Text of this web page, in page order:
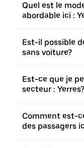
Quel est le
abordable ici :
Est-il possible
sans voiture?
Est-ce que je
secteur : Yerres?
Comment est-
des passagers